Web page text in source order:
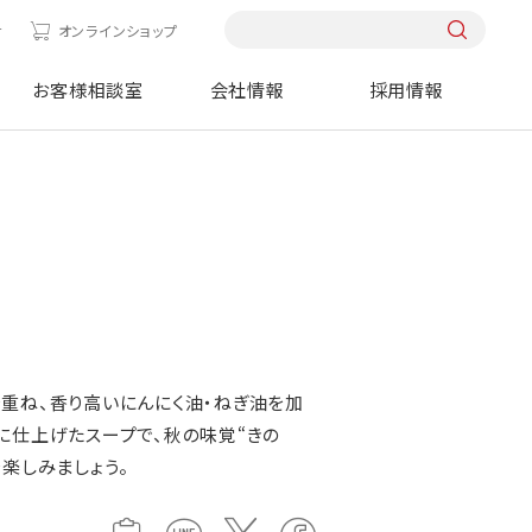
オンラインショップ
お客様相談室 会社情報 採用情報
ね、香り高いにんにく油・ねぎ油を加
仕上げたスープで、秋の味覚“きの
しみましょう。